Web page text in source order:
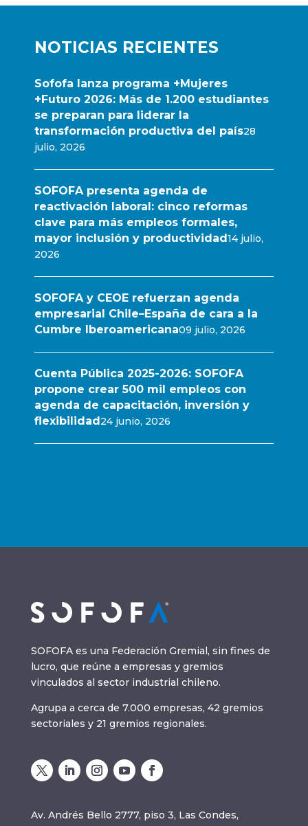
NOTICIAS RECIENTES
Sofofa lanza programa +Mujeres
+Futuro 2026: Más de 1.200 estudiantes
se preparan para liderar la
transformación productiva del país28
julio, 2026
SOFOFA presenta agenda de
reactivación laboral: cinco reformas
clave para más empleos formales,
mayor inclusión y productividad14 julio,
2026
SOFOFA y CEOE refuerzan agenda
empresarial Chile–España de cara a la
Cumbre Iberoamericana09 julio, 2026
Cuenta Pública 2025-2026: SOFOFA
propone crear 500 mil empleos con
agenda de capacitación, inversión y
flexibilidad24 junio, 2026
SOFOFA es una Federación Gremial, sin fines de
lucro, que reúne a empresas y gremios
vinculados al sector industrial chileno.
Agrupa a cerca de 7.000 empresas, 42 gremios
sectoriales y 21 gremios regionales.
Av. Andrés Bello 2777, piso 3, Las Condes,